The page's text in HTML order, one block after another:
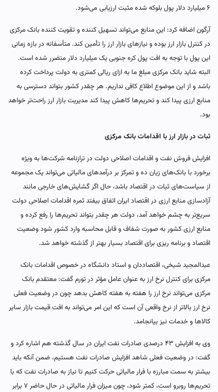
۶ میلیارد دلار پول بلوکه شده مثبت ارزیابی می‌شود.
آرگون اضافه کرد: این منابع می‌تواند تسهیل کننده و تقویت کننده بانک مرکزی
در کنترل بازار ارز بوده و نیازهای بازار ارز را تأمین کند. متأسفانه در بازه زمانی
این پول با توجه به افت پول کره جنوبی یک میلیارد دلار متضرر شده است.
البته شاید بانک مرکزی مبلغ ما به ازای ریالی کمتری به دولت پرداخت کرده
باشد و از این موضوع اطلاع کافی نداریم. هر چقدر کشور بتواند دسترسی به
منابع ارزی پیدا کند و تحریم‌ها کاهش پیدا کند مدیریت بازار ارز راحت‌تر خواهد
بود.
ثبات در بازار ارز با اقدامات بانک مرکزی
افزایش فروش نفت و اقدامات اصلاحی دولت در ترازنامه شرکت‌ها به ویژه
برخورد با بانک‌های زیان ده و تمرکز بر درآمدهای مالیاتی می‌تواند یک مجموعه
از سیاست‌های ثبات در اقتصاد باشد، حال اگر گشایش‌های خارجی مانند
آزادسازی منابع ارزی در اقتصاد ایران اتفاق بیفتد ثمره اقدامات اصلاحی دولت
سریع‌تر به چشم خواهد آمد، دولت هر چقدر بتواند تحریم‌ها را رفع کرده و
منابع ارزی کشور به صورت شفاف و قابل محاسبه وارد کشور شود وضعیت
اقتصاد و برنامه ریزی برای اقتصاد بسیار بهتر از گذشته خواهد شد.
عبدالمجید شیخی، اقتصاددان و استاد دانشگاه در خصوص اقدامات بانک
مرکزی برای کنترل نرخ ارز به عنوان عامل مؤثر در تورم گفت: معتقدم بانک
مرکزی می‌تواند نرخ ارز را هفته به هفته کاهش بدهد چون در وضعیت فعلی
نرخ ارز بالاتر از نرخ واقعی آن است که این امر می‌تواند به افت قیمت بازار سایر
کالاها و خدمات نیز بیانجامد.
وی به افزایش ۴۳ درصدی صادرات نفت ایران در سال گذشته هم اشاره کرد و
گفت: در وضعیت فعلی شاهد افزایش صادرات نفت هستیم، ضمن آنکه باید
بیشتر به سمت مبارزه با فرار مالیاتی حرکت کنیم تا نیاز به صادرات نفت که با
تحریم‌ها روبرو است، کمتر شود، چون میزان فرار مالیاتی در حال حاضر ۷ برابر